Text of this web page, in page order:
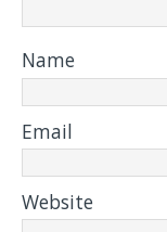
Name
Email
Website